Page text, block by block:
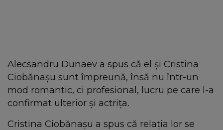
Alecsandru Dunaev a spus că el și Cristina
Ciobănașu sunt împreună, însă nu într-un
mod romantic, ci profesional, lucru pe care l-a
confirmat ulterior și actrița.
Cristina Ciobănașu a spus că relația lor se